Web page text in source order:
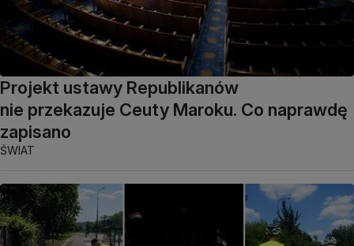
Projekt ustawy Republikanów
nie przekazuje Ceuty Maroku. Co naprawdę
zapisano
ŚWIAT